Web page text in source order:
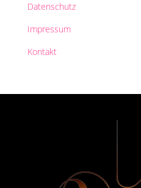
Datenschutz
Impressum
Kontakt